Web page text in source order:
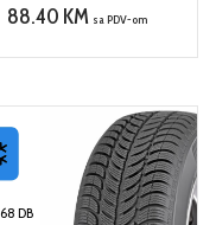
88.40 KM sa PDV-om
68 DB